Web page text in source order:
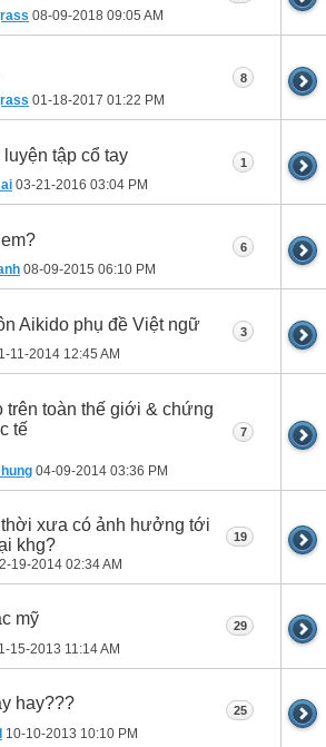
08-09-2018 09:05 AM
01-18-2017 01:22 PM
8
tập cổ tay
03-21-2016 03:04 PM
1
08-09-2015 06:10 PM
6
Aikido phụ đề Việt ngữ
11-2014 12:45 AM
3
trên toàn thế giới & chứng
tế
04-09-2014 03:36 PM
7
xưa có ảnh hưởng tới
khg?
19-2014 02:34 AM
19
mỹ
15-2013 11:14 AM
29
hay???
10-10-2013 10:10 PM
25